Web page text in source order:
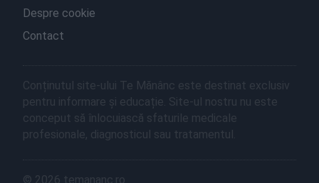
Despre cookie
Contact
Conținutul site-ului Te Mănânc este destinat exclusiv
pentru informare și educație. Site-ul nostru nu este
conceput să înlocuiască sfaturile medicale
profesionale, diagnosticul sau tratamentul.
© 2026 temananc.ro